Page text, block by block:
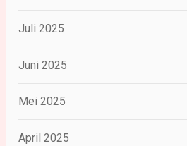
Juli 2025
Juni 2025
Mei 2025
April 2025